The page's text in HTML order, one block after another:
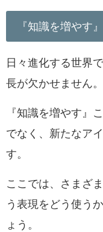
『知識を増やす
日々進化する世界
長が欠かせません。
『知識を増やす』
でなく、新たなア
す。
ここでは、さまざ
う表現をどう使う
ょう。